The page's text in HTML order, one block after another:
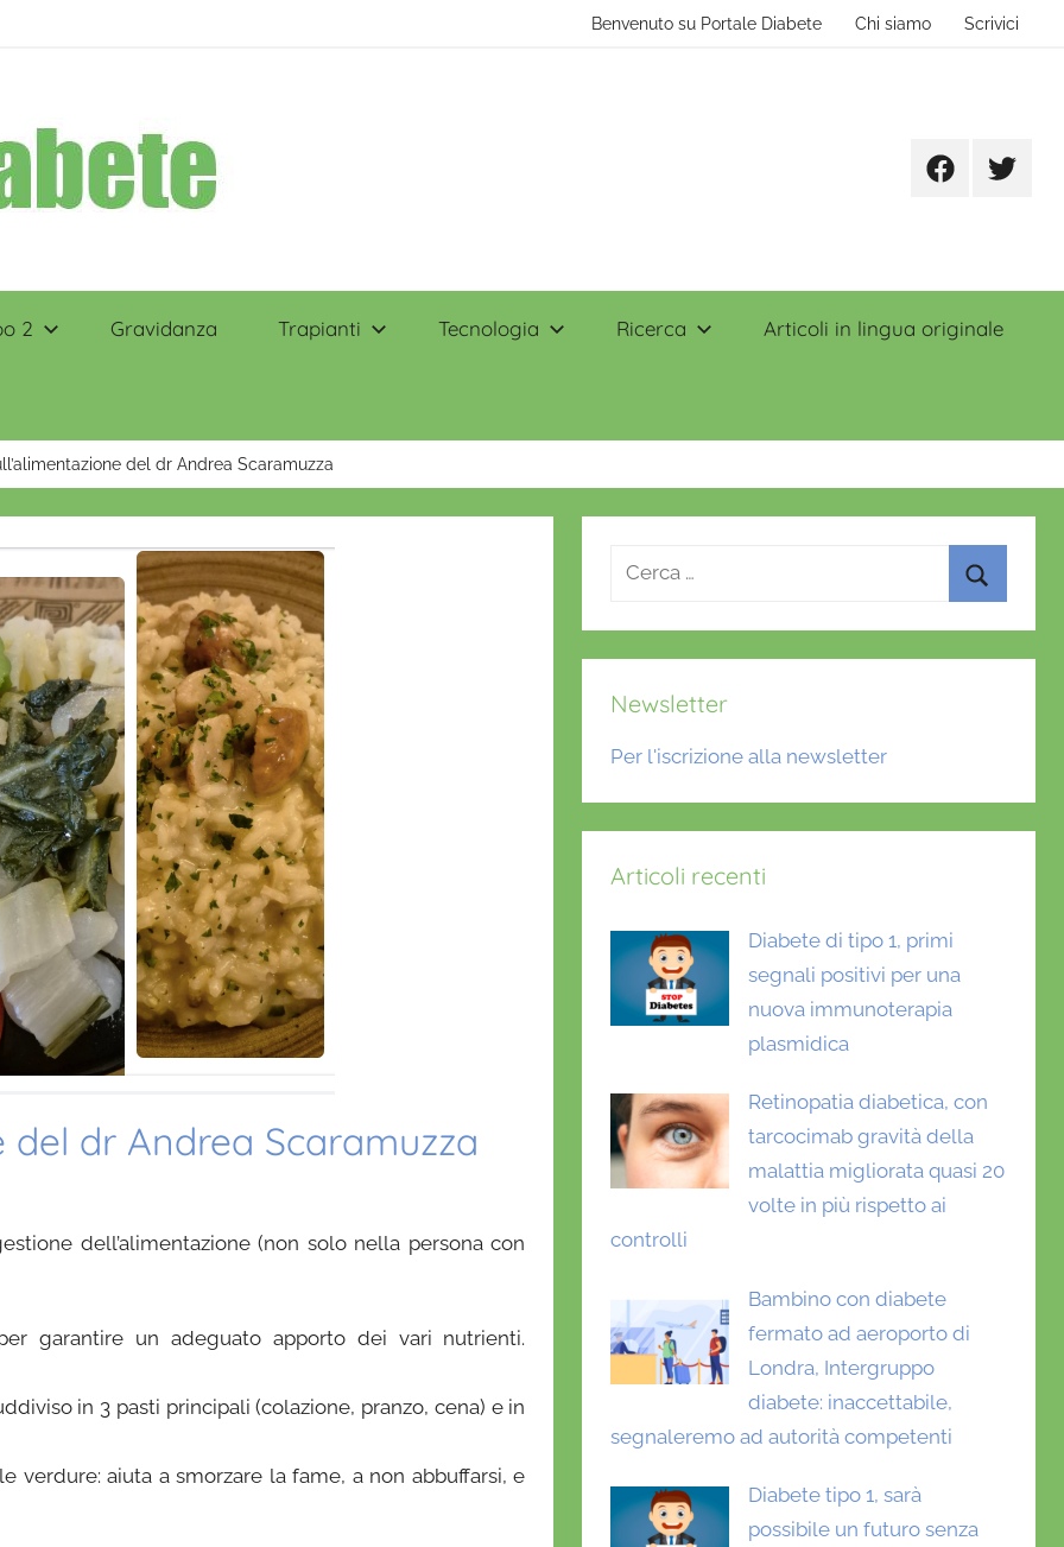
Benvenuto su Portale Diabete Chi siamo Scrivici
FacebookTwitter
2 Gravidanza Trapianti Tecnologia Ricerca Articoli in lingua originale
del dr Andrea Scaramuzza
del dr Andrea Scaramuzza
dell’alimentazione (non solo nella persona con
garantire un adeguato apporto dei vari nutrienti.
in 3 pasti principali (colazione, pranzo, cena) e in
verdure: aiuta a smorzare la fame, a non abbuffarsi, e
Ricerca
Newsletter
Per l'iscrizione alla newsletter
Articoli recenti
Diabete di tipo 1, primi
segnali positivi per una
nuova immunoterapia
plasmidica
Retinopatia diabetica, con
tarcocimab gravità della
malattia migliorata quasi 20
volte in più rispetto ai
controlli
Bambino con diabete
fermato ad aeroporto di
Londra, Intergruppo
diabete: inaccettabile,
segnaleremo ad autorità competenti
Diabete tipo 1, sarà
possibile un futuro senza